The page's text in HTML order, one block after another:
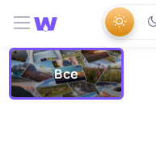
Все